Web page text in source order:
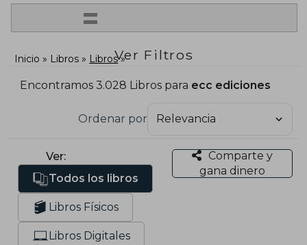
=
Ver Filtros
Inicio Libros Libros
Encontramos 3.028 Libros para ecc ediciones
Ordenar por
Ver:
Todos los libros
Libros Físicos
Libros Digitales
Comparte y
gana dinero